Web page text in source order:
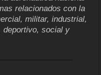
relacionados con la
militar, industrial,
deportivo, social y